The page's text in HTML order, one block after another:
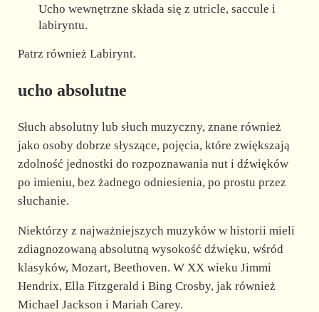
Ucho wewnętrzne składa się z utricle, saccule i
labiryntu.
Patrz również Labirynt.
ucho absolutne
Słuch absolutny lub słuch muzyczny, znane również
jako osoby dobrze słyszące, pojęcia, które zwiększają
zdolność jednostki do rozpoznawania nut i dźwięków
po imieniu, bez żadnego odniesienia, po prostu przez
słuchanie.
Niektórzy z najważniejszych muzyków w historii mieli
zdiagnozowaną absolutną wysokość dźwięku, wśród
klasyków, Mozart, Beethoven. W XX wieku Jimmi
Hendrix, Ella Fitzgerald i Bing Crosby, jak również
Michael Jackson i Mariah Carey.